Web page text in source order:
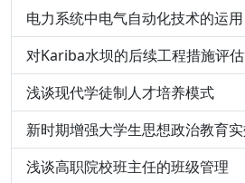
电力系统中电气自动化技术的运用
对Kariba水坝的后续工程措施评
浅谈现代学徒制人才培养模式
新时期增强大学生思想政治教育
浅谈高职院校班主任的班级管理